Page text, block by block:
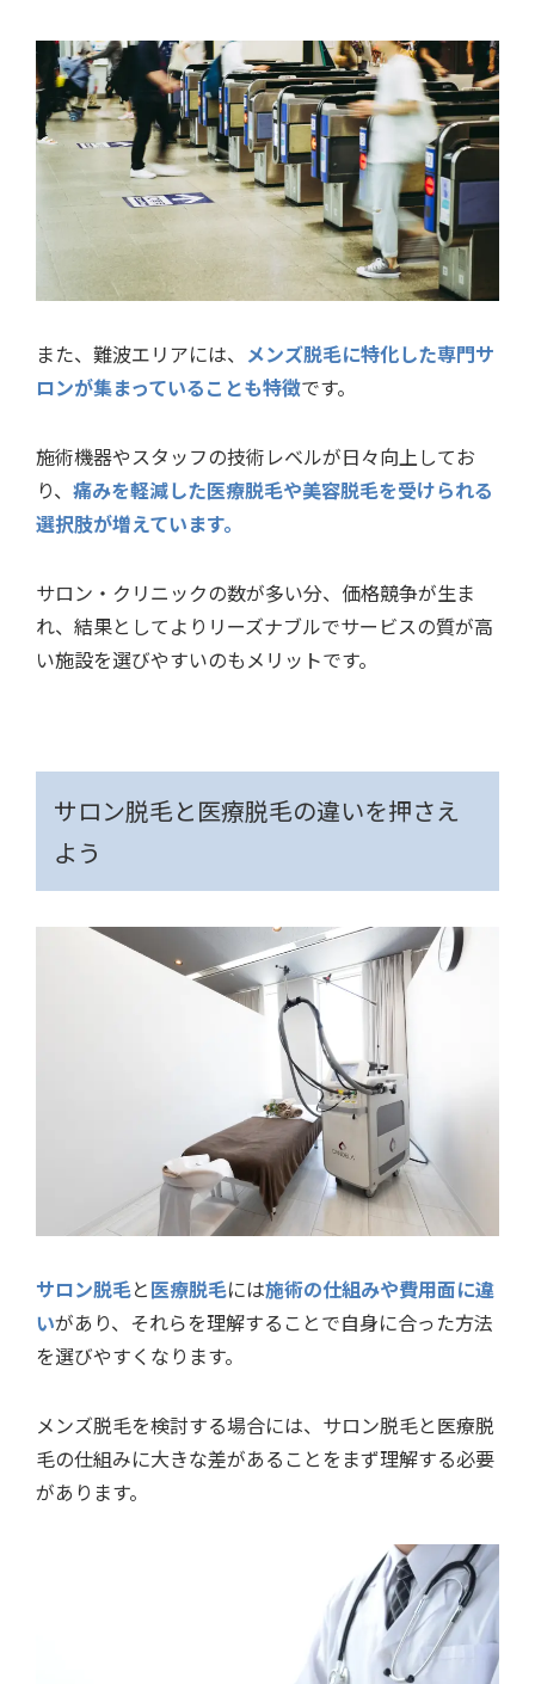
また、難波エリアには、 メンズ脱毛に特化した専門サ
ロンが集まっていることも特徴です。
施術機器やスタッフの技術レベルが日々向上してお
り、 痛みを軽減した医療脱毛や美容脱毛を受けられる
選択肢が増えています。
サロン・クリニックの数が多い分、価格競争が生ま
れ、結果としてよりリーズナブルでサービスの質が高
い施設を選びやすいのもメリットです。
サロン脱毛と医療脱毛の違いを押さえ
よう
サロン脱毛と医療脱毛には施術の仕組みや費用面に違
いがあり、それらを理解することで自身に合った方法
を選びやすくなります。
メンズ脱毛を検討する場合には、サロン脱毛と医療脱
毛の仕組みに大きな差があることをまず理解する必要
があります。